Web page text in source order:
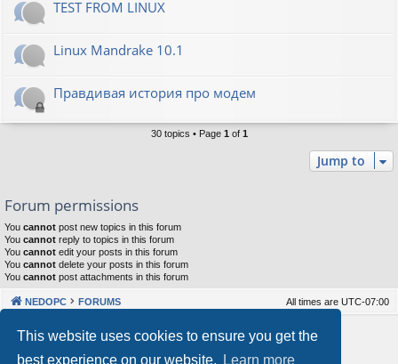
This website uses cookies to ensure you get the
best experience on our website.
Learn more
TEST FROM LINUX
Linux Mandrake 10.1
Правдивая история про модем
30 topics • Page 1 of 1
Jump to
Forum permissions
You cannot post new topics in this forum
You cannot reply to topics in this forum
You cannot edit your posts in this forum
You cannot delete your posts in this forum
You cannot post attachments in this forum
NEDOPC FORUMS All times are UTC-07:00
Powered by phpBB® Forum Software © phpBB Limited
Our VPS Hosting By RimuHosting